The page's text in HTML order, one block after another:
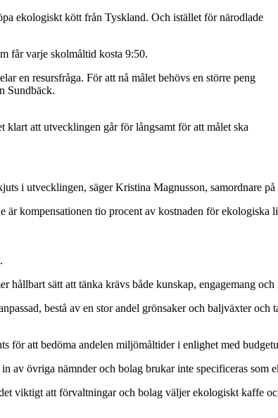
ekologiskt kött från Tyskland. Och istället för närodlade
får varje skolmåltid kosta 9:50.
en resursfråga. För att nå målet behövs en större peng
Sundbäck.
klart att utvecklingen går för långsamt för att målet ska
i utvecklingen, säger Kristina Magnusson, samordnare
kompensationen tio procent av kostnaden för ekologiska
sätt att tänka krävs både kunskap, engagemang och
bestå av en stor andel grönsaker och baljväxter och
för att bedöma andelen miljömåltider i enlighet med
av övriga nämnder och bolag brukar inte specificeras som
viktigt att förvaltningar och bolag väljer ekologiskt kaffe